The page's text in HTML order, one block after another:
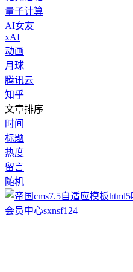
量子计算
AI女友
xAI
动画
月球
腾讯云
知乎
文章排序
时间
标题
热度
留言
随机